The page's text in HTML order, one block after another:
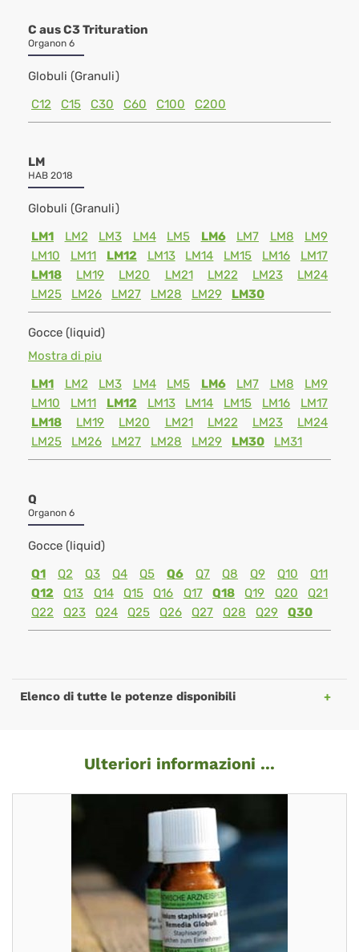
C aus C3 Trituration
Organon 6
Globuli (Granuli)
C12
C15 C30 C60 C100 C200
LM
HAB 2018
Globuli (Granuli)
LM1
LM2 LM3 LM4 LM5 LM6 LM7 LM8
LM9
LM10
LM11 LM12 LM13 LM14 LM15 LM16
LM17
LM18
LM19 LM20 LM21 LM22 LM23
LM24
LM25
LM26 LM27 LM28 LM29 LM30
Gocce (liquid)
Mostra di piu
LM1
LM2 LM3 LM4 LM5 LM6 LM7 LM8
LM9
LM10
LM11 LM12 LM13 LM14 LM15 LM16
LM17
LM18
LM19 LM20 LM21 LM22 LM23
LM24
LM25
LM26 LM27 LM28 LM29 LM30 LM31
Q
Organon 6
Gocce (liquid)
Q1
Q2 Q3 Q4 Q5 Q6 Q7 Q8 Q9 Q10
Q11
Q12
Q13 Q14 Q15 Q16 Q17 Q18 Q19 Q20
Q21
Q22
Q23 Q24 Q25 Q26 Q27 Q28 Q29 Q30
Elenco di tutte le potenze disponibili
Ulteriori informazioni ...